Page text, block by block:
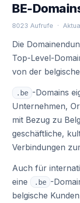
BE-
8023 Aufrufe ·
Die
Top-Level-
von der
.be -Domains
Unternehmen,
mit Bezug zu
geschäftliche,
Verbindungen
Auch für
eine
.be -
belgische